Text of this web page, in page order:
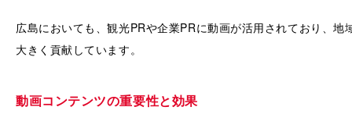
広島においても、観光PRや企業PRに動画が活用されており、地
大きく貢献しています。
動画コンテンツの重要性と効果